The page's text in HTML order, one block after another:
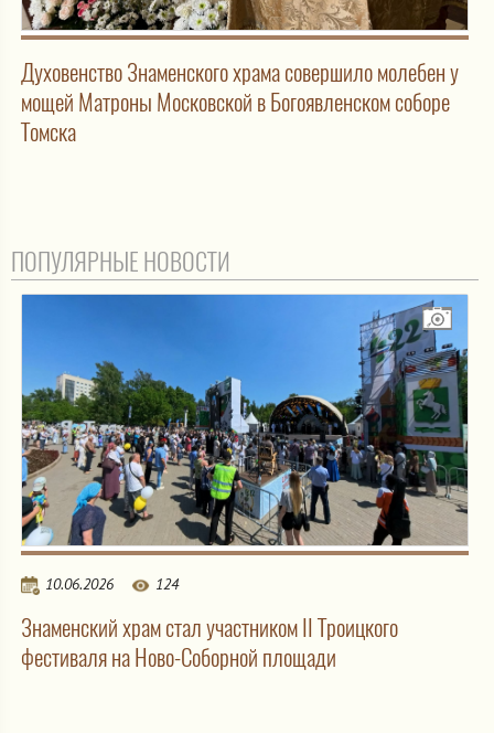
Духовенство Знаменского храма совершило молебен у
мощей Матроны Московской в Богоявленском соборе
Томска
ПОПУЛЯРНЫЕ НОВОСТИ
10.06.2026 124
Знаменский храм стал участником II Троицкого
фестиваля на Ново-Соборной площади